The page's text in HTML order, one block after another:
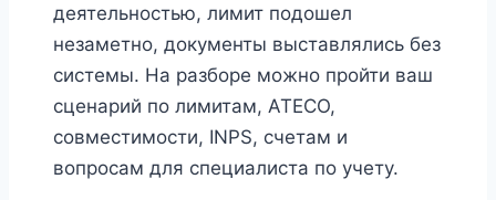
деятельностью, лимит подошел
незаметно, документы выставлялись без
системы. На разборе можно пройти ваш
сценарий по лимитам, ATECO,
совместимости, INPS, счетам и
вопросам для специалиста по учету.